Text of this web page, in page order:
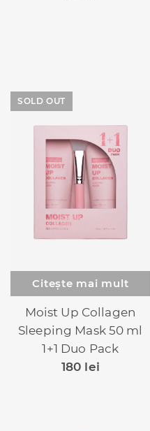
SOLD OUT
Citește mai mult
Moist Up Collagen
Sleeping Mask 50 ml
1+1 Duo Pack
180 lei